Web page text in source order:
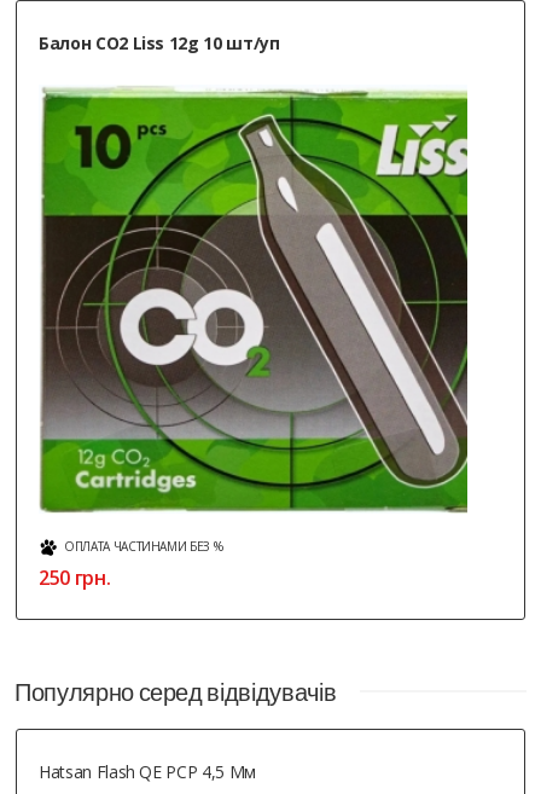
Балон CO2 Liss 12g 10 шт/уп
ОПЛАТА ЧАСТИНАМИ БЕЗ %
250 грн.
Популярно серед відвідувачів
Hatsan Flash QE PCP 4,5 Мм